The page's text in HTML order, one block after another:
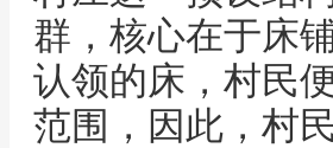
群，核心在于床
认领的床，村民
范围，因此，村